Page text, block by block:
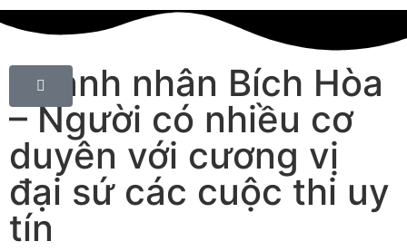
Doanh nhân Bích Hòa
– Người có nhiều cơ
duyên với cương vị
đại sứ các cuộc thi uy
tín